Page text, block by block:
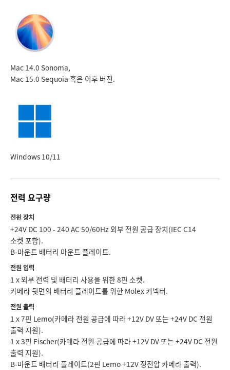
Mac 14.0 Sonoma,
Mac 15.0 Sequoia 혹은 이후 버전.
Windows 10/11
전력 요구량
전원 장치
+24V DC 100 - 240 AC 50/60Hz 외부 전원 공급 장치(IEC C14
소켓 포함).
B-마운트 배터리 마운트 플레이트.
전원 입력
1 x 외부 전력 및 배터리 사용을 위한 8핀 소켓.
카메라 뒷면의 배터리 플레이트를 위한 Molex 커넥터.
전원 출력
1 x 7핀 Lemo(카메라 전원 공급에 따라 +12V DV 또는 +24V DC 전원
출력 지원).
1 x 3핀 Fischer(카메라 전원 공급에 따라 +12V DV 또는 +24V DC 전원
출력 지원).
B-마운트 배터리 플레이트(2핀 Lemo +12V 정전압 카메라 출력).